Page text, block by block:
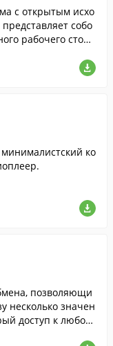
с открытым исхо
собо
рабочего стол
ко
позволяющи
несколько значен
доступ к любом